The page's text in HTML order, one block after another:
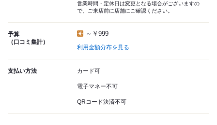
営業時間・定休日は変更となる場合がございますの
で、ご来店前に店舗にご確認ください。
予算
（口コミ集計）
～￥999
利用金額分布を見る
支払い方法 カード可
電子マネー不可
QRコード決済不可